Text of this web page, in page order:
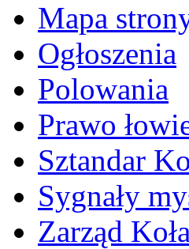
Mapa
Ogłoszenia
Polowania
Prawo
Sztandar
Sygnały
Zarząd